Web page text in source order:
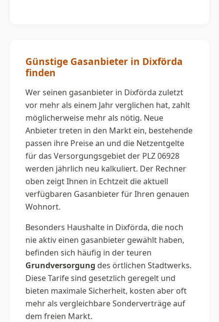
Günstige Gasanbieter in Dixförda
finden
Wer seinen gasanbieter in Dixförda zuletzt
vor mehr als einem Jahr verglichen hat, zahlt
möglicherweise mehr als nötig. Neue
Anbieter treten in den Markt ein, bestehende
passen ihre Preise an und die Netzentgelte
für das Versorgungsgebiet der PLZ 06928
werden jährlich neu kalkuliert. Der Rechner
oben zeigt Ihnen in Echtzeit die aktuell
verfügbaren Gasanbieter für Ihren genauen
Wohnort.
Besonders Haushalte in Dixförda, die noch
nie aktiv einen gasanbieter gewählt haben,
befinden sich häufig in der teuren
Grundversorgung des örtlichen Stadtwerks.
Diese Tarife sind gesetzlich geregelt und
bieten maximale Sicherheit, kosten aber oft
mehr als vergleichbare Sonderverträge auf
dem freien Markt.